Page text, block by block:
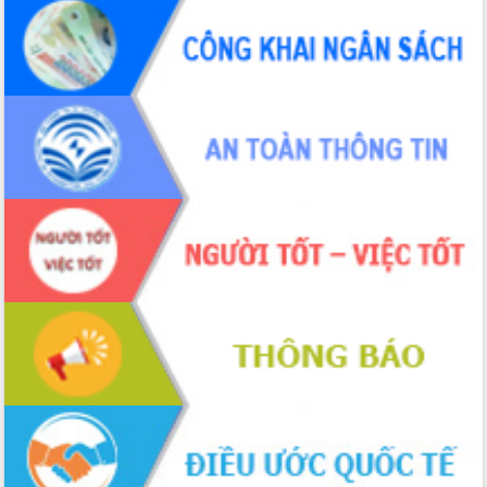
UBND tỉnh họp báo định kỳ tháng 4
năm 2026
Hội thảo khoa học “Giải pháp thúc đẩy
phát triển nền kinh tế xanh tại tỉnh
Đắk Lắk”
Tăng cường giám sát, đôn đốc thực
hiện nhiệm vụ quản lý tài sản công
hàng tuần
Tháo gỡ những vướng mắc, đẩy mạnh
công tác cải cách thủ tục hành chính
tại Trung tâm Phục vụ hành chính
công tỉnh
Đắk Lắk: Tôn vinh 46 giải pháp tại Hội
thi Sáng tạo Kỹ thuật 2024 - 2025
Đắk Lắk rà soát, điều chỉnh Đề án 190
về phát triển nuôi trồng thủy sản
Phó Chủ tịch UBND tỉnh Đắk Lắk
Trương Công Thái kiểm tra thực địa
Dự án cao tốc Khánh Hòa - Buôn Ma
Thuột